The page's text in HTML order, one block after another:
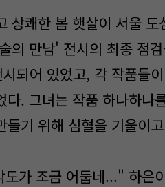
상쾌한 봄 햇살이 서울
의 만남' 전시의 최종 점
되어 있었고, 각 작품들
다. 그녀는 작품 하나하나
들기 위해 심혈을 기울이
가 조금 어둡네..." 하은